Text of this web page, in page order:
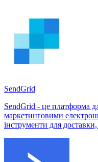
SendGrid
SendGrid - це платформа
маркетинговими
інструменти для доставки,